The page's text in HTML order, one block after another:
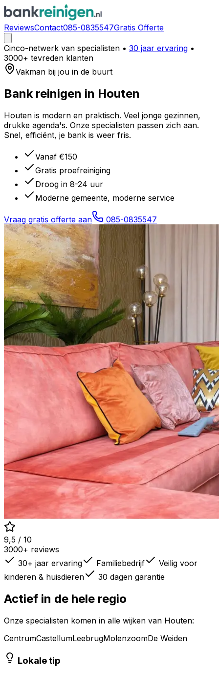
ReviewsContact085-0835547Gratis Offerte
Cinco-netwerk van specialisten • 30 jaar ervaring •
3000+ tevreden klanten
Vakman bij jou in de buurt
Bank reinigen in Houten
Houten is modern en praktisch. Veel jonge gezinnen,
drukke agenda's. Onze specialisten passen zich aan.
Snel, efficiënt, je bank is weer fris.
Vanaf €150
Gratis proefreiniging
Droog in 8-24 uur
Moderne gemeente, moderne service
Vraag gratis offerte aan 085-0835547
9,5 / 10
3000+ reviews
30+ jaar ervaring
Familiebedrijf
Veilig voor
kinderen & huisdieren
30 dagen garantie
Actief in de hele regio
Onze specialisten komen in alle wijken van Houten:
CentrumCastellumLeebrugMolenzoomDe Weiden
Lokale tip